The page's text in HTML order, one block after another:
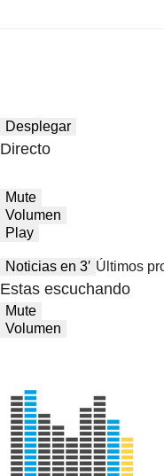
Desplegar
Directo
Mute
Volumen
Play
Noticias en 3′ Últimos
Estas escuchando
Mute
Volumen